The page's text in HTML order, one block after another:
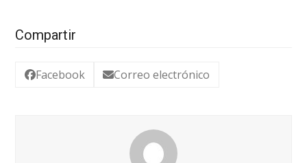
Compartir
Facebook Correo electrónico